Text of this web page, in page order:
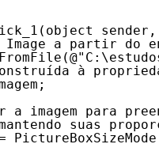
sender,
a partir do
à
a imagem para
suas